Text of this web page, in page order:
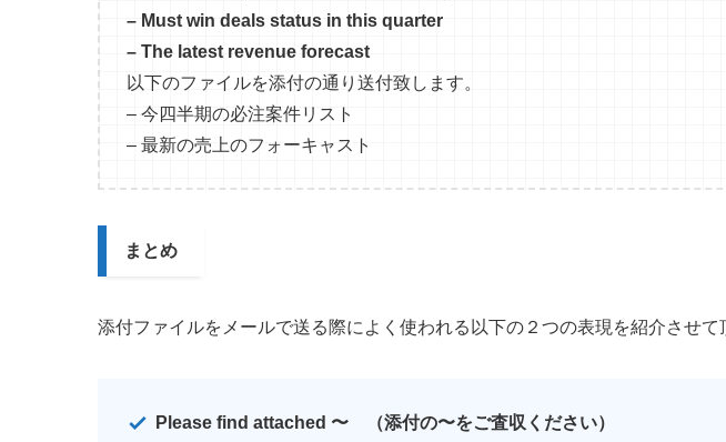
– Must win deals status in this quarter
– The latest revenue forecast
以下のファイルを添付の通り送付致します。
– 今四半期の必注案件リスト
– 最新の売上のフォーキャスト
まとめ
添付ファイルをメールで送る際によく使われる以下の２つの表現を紹介させて
Please find attached 〜 （添付の〜をご査収ください）